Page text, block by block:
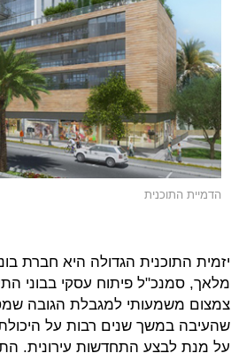
הדמיית התוכנית
יזמית התוכנית הגדולה היא חברת
מלאך, סמנכ"ל פיתוח עסקי בבוני
צמצום משמעותי למגבלת הגובה
שהעיבה במשך שנים רבות על היכולת
על מנת לבצע התחדשות עירונית.